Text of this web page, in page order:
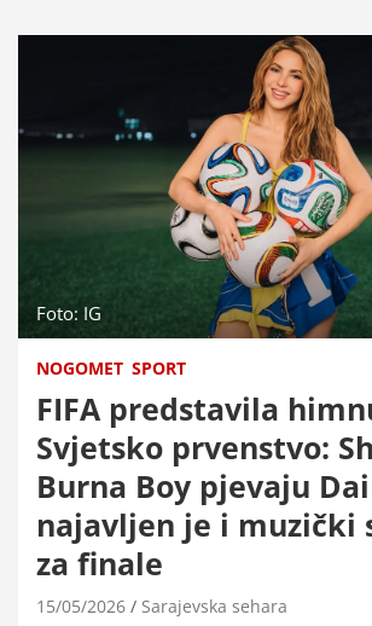
Foto: IG
NOGOMET SPORT
FIFA predstavila
Svjetsko prvenstvo:
Burna Boy pjevaju
najavljen je i muzički
za finale
15/05/2026 Sarajevska sehara